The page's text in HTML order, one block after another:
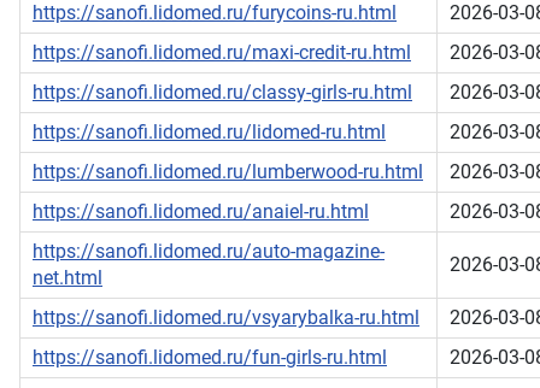
https://sanofi.lidomed.ru/furycoins-ru.html
2026-03-
https://sanofi.lidomed.ru/maxi-credit-ru.html
2026-03-
https://sanofi.lidomed.ru/classy-girls-ru.html
2026-03-
https://sanofi.lidomed.ru/lidomed-ru.html
2026-03-
https://sanofi.lidomed.ru/lumberwood-ru.html
2026-03-
https://sanofi.lidomed.ru/anaiel-ru.html
2026-03-
https://sanofi.lidomed.ru/auto-magazine-
net.html
2026-03-
https://sanofi.lidomed.ru/vsyarybalka-ru.html
2026-03-
https://sanofi.lidomed.ru/fun-girls-ru.html
2026-03-